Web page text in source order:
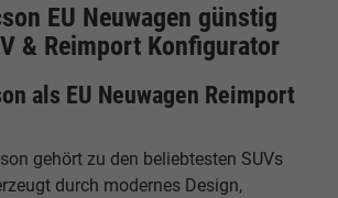
EU Neuwagen günstig
& Reimport Konfigurator
als EU Neuwagen Reimport
gehört zu den beliebtesten SUVs
durch modernes Design,